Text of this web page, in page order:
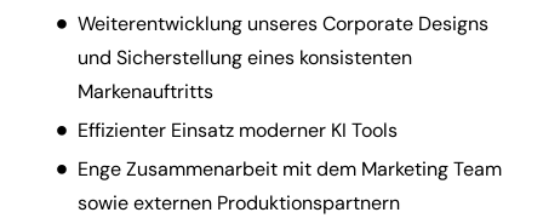
Weiterentwicklung unseres Corporate Designs
und Sicherstellung eines konsistenten
Markenauftritts
Effizienter Einsatz moderner KI Tools
Enge Zusammenarbeit mit dem Marketing Team
sowie externen Produktionspartnern